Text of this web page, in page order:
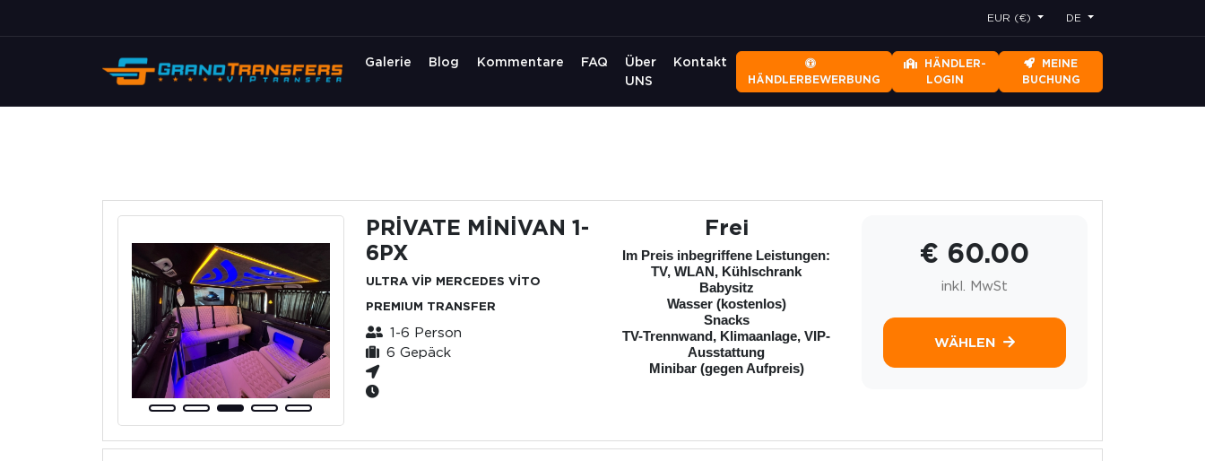
EUR (€) DE
Galerie Blog Kommentare FAQ
Über
UNS
Kontakt
HÄNDLERBEWERBUNG
HÄNDLER-
LOGIN
MEINE
BUCHUNG
PRİVATE MİNİVAN 1-
6PX
ULTRA VİP MERCEDES VİTO
PREMIUM TRANSFER
1-6 Person
6 Gepäck
Frei
Im Preis inbegriffene Leistungen:
TV, WLAN, Kühlschrank
Babysitz
Wasser (kostenlos)
Snacks
TV-Trennwand, Klimaanlage, VIP-
Ausstattung
Minibar (gegen Aufpreis)
€ 60.00
inkl. MwSt
WÄHLEN